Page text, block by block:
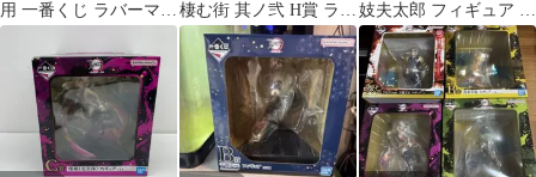
用 一番くじ ラバーマス
コット 4種
棲む街 其ノ弐 H賞 ラバ
ーマスコット 不死川実
妓夫太郎 フィギュア ま
とめ売り セット 一番く
じ